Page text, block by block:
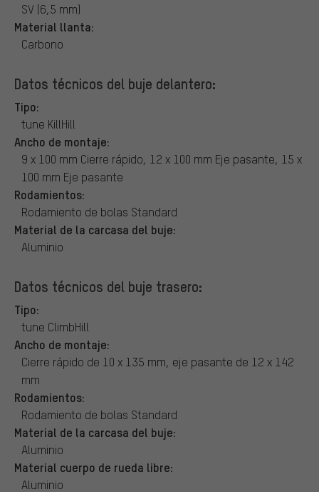
SV (6,5 mm)
Material llanta:
Carbono
Datos técnicos del buje delantero:
Tipo:
tune KillHill
Ancho de montaje:
9 x 100 mm Cierre rápido, 12 x 100 mm Eje pasante, 15 x
100 mm Eje pasante
Rodamientos:
Rodamiento de bolas Standard
Material de la carcasa del buje:
Aluminio
Datos técnicos del buje trasero:
Tipo:
tune ClimbHill
Ancho de montaje:
Cierre rápido de 10 x 135 mm, eje pasante de 12 x 142
mm
Rodamientos:
Rodamiento de bolas Standard
Material de la carcasa del buje:
Aluminio
Material cuerpo de rueda libre:
Aluminio